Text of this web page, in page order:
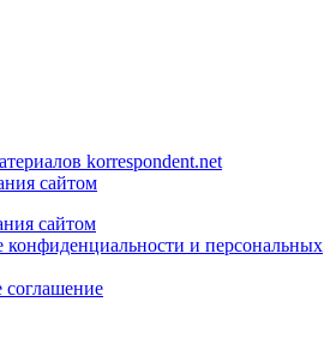
korrespondent.net
сайтом
сайтом
конфиденциальности и персональных
соглашение